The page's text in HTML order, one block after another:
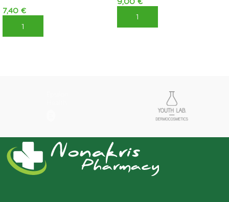
7,40 €
ΠΡΟΣΘΉΚΗ ΣΤΟ ΚΑΛΆΘΙ
ΠΡΟΣΘΉΚΗ ΣΤΟ ΚΑΛΆΘΙ